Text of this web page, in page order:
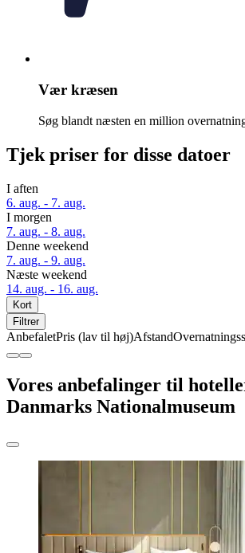
Vær kræsen
Søg blandt næsten en million
Tjek priser for disse datoer
I aften
6. aug. - 7. aug.
I morgen
7. aug. - 8. aug.
Denne weekend
7. aug. - 9. aug.
Næste weekend
14. aug. - 16. aug.
Kort
Filtrer
AnbefaletPris (lav til høj)Afstand
Vores anbefalinger til
Danmarks Nationalmuseum